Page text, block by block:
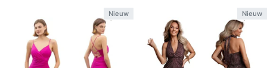
Nieuw Nieuw